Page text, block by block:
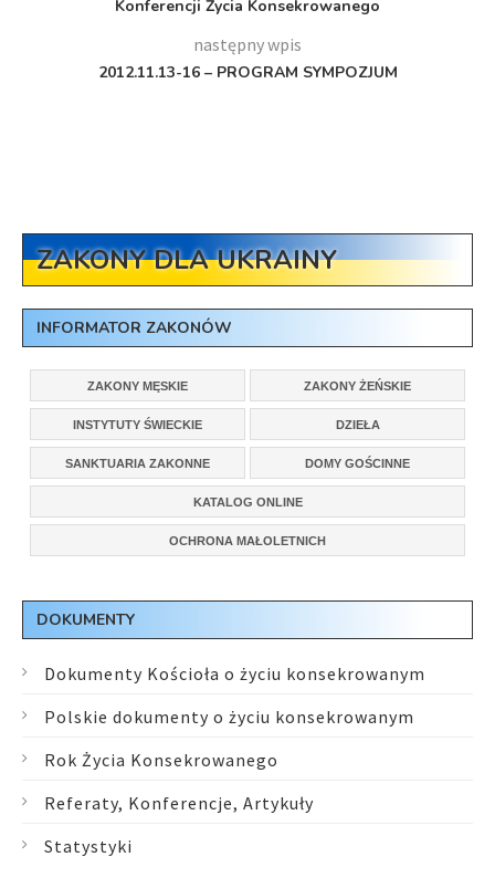
Konferencji Życia Konsekrowanego
następny wpis
2012.11.13-16 – PROGRAM SYMPOZJUM
ZAKONY DLA UKRAINY
INFORMATOR ZAKONÓW
ZAKONY MĘSKIE ZAKONY ŻEŃSKIE
INSTYTUTY ŚWIECKIE DZIEŁA
SANKTUARIA ZAKONNE DOMY GOŚCINNE
KATALOG ONLINE
OCHRONA MAŁOLETNICH
DOKUMENTY
Dokumenty Kościoła o życiu konsekrowanym
Polskie dokumenty o życiu konsekrowanym
Rok Życia Konsekrowanego
Referaty, Konferencje, Artykuły
Statystyki